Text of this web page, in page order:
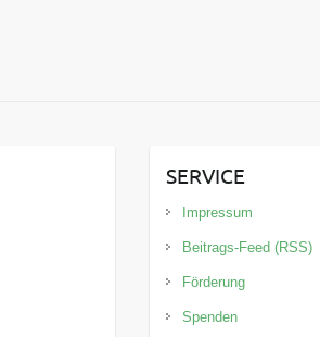
SERVICE
Impressum
Beitrags-Feed (RSS)
Förderung
Spenden